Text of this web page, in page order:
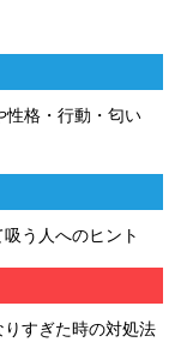
性格・行動・匂い
う人へのヒント
りすぎた時の対処法